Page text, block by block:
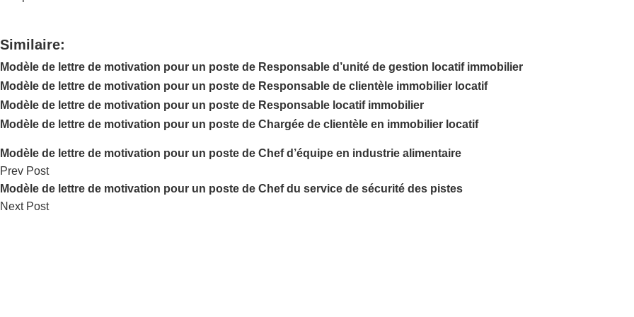
Similaire:
Modèle de lettre de motivation pour un poste de Responsable d’unité de gestion locatif immobilier
Modèle de lettre de motivation pour un poste de Responsable de clientèle immobilier locatif
Modèle de lettre de motivation pour un poste de Responsable locatif immobilier
Modèle de lettre de motivation pour un poste de Chargée de clientèle en immobilier locatif
Modèle de lettre de motivation pour un poste de Chef d’équipe en industrie alimentaire
Prev Post
Modèle de lettre de motivation pour un poste de Chef du service de sécurité des pistes
Next Post